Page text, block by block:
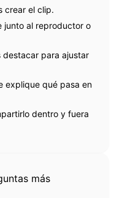
crear el clip.
junto al reproductor o
destacar para ajustar
explique qué pasa en
dentro y fuera
más